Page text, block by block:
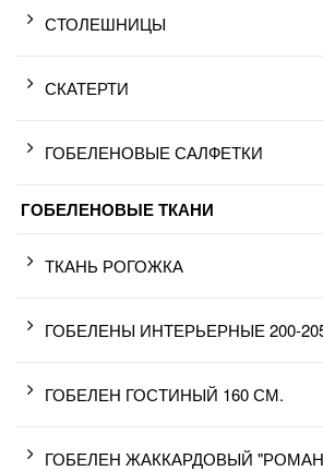
СТОЛЕШНИЦЫ
СКАТЕРТИ
ГОБЕЛЕНОВЫЕ САЛФЕТКИ
ГОБЕЛЕНОВЫЕ ТКАНИ
ТКАНЬ РОГОЖКА
ГОБЕЛЕНЫ ИНТЕРЬЕРНЫЕ 200-
ГОБЕЛЕН ГОСТИНЫЙ 160 СМ.
ГОБЕЛЕН ЖАККАРДОВЫЙ